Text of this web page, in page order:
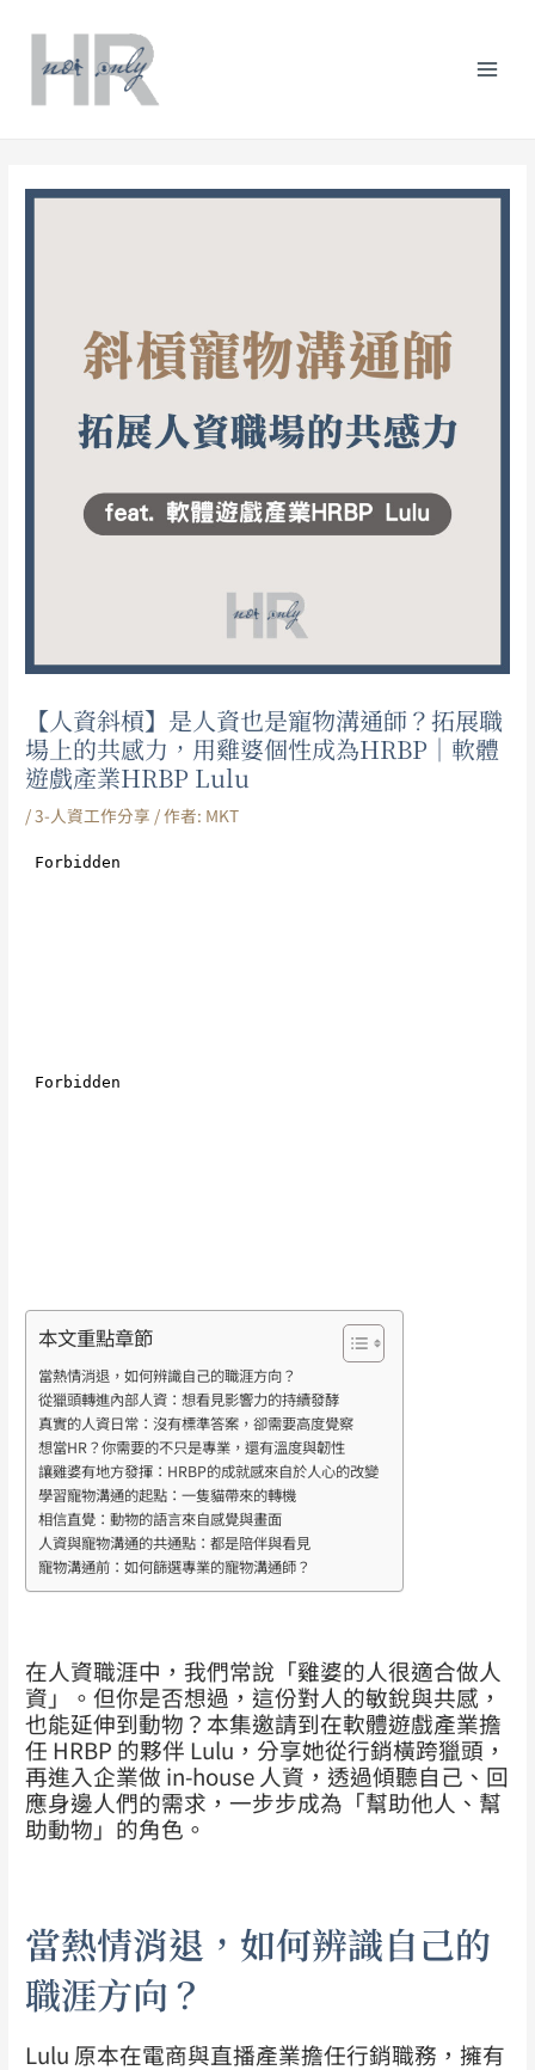
【人資斜槓】是人資也是寵物溝通師？拓展職
場上的共感力，用雞婆個性成為HRBP｜軟體
遊戲產業HRBP Lulu
/3-人資工作分享 / 作者: MKT
本文重點章節
當熱情消退，如何辨識自己的職涯方向？
從獵頭轉進內部人資：想看見影響力的持續發酵
真實的人資日常：沒有標準答案，卻需要高度覺察
想當HR？你需要的不只是專業，還有溫度與韌性
讓雞婆有地方發揮：HRBP的成就感來自於人心的改變
學習寵物溝通的起點：一隻貓帶來的轉機
相信直覺：動物的語言來自感覺與畫面
人資與寵物溝通的共通點：都是陪伴與看見
寵物溝通前：如何篩選專業的寵物溝通師？
在人資職涯中，我們常說「雞婆的人很適合做人
資」。但你是否想過，這份對人的敏銳與共感，
也能延伸到動物？本集邀請到在軟體遊戲產業擔
任 HRBP 的夥伴 Lulu，分享她從行銷橫跨獵頭，
再進入企業做 in-house 人資，透過傾聽自己、回
應身邊人們的需求，一步步成為「幫助他人、幫
助動物」的角色。
當熱情消退，如何辨識自己的
職涯方向？
Lulu 原本在電商與直播產業擔任行銷職務，擁有
navigation